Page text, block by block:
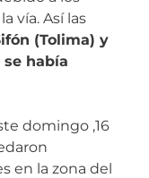
vía. Así las
(Tolima) y
se había
domingo ,16
en la zona del